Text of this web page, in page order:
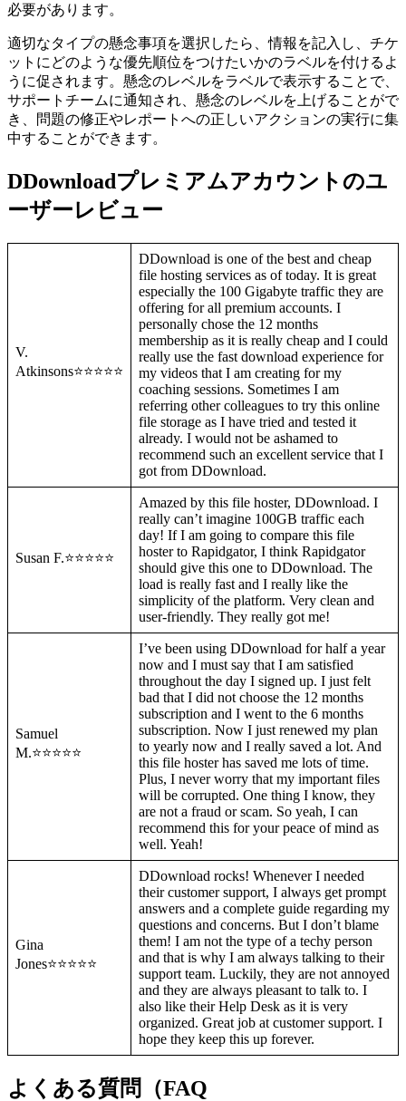
必要があります。
適切なタイプの懸念事項を選択したら、情報を記入し、チケ
ットにどのような優先順位をつけたいかのラベルを付けるよ
うに促されます。懸念のレベルをラベルで表示することで、
サポートチームに通知され、懸念のレベルを上げることがで
き、問題の修正やレポートへの正しいアクションの実行に集
中することができます。
DDownloadプレミアムアカウントのユ
ーザーレビュー
V.
Atkinsons⭐⭐⭐⭐⭐
DDownload is one of the best and cheap
file hosting services as of today. It is great
especially the 100 Gigabyte traffic they are
offering for all premium accounts. I
personally chose the 12 months
membership as it is really cheap and I could
really use the fast download experience for
my videos that I am creating for my
coaching sessions. Sometimes I am
referring other colleagues to try this online
file storage as I have tried and tested it
already. I would not be ashamed to
recommend such an excellent service that I
got from DDownload.
Susan F.⭐⭐⭐⭐⭐
Amazed by this file hoster, DDownload. I
really can’t imagine 100GB traffic each
day! If I am going to compare this file
hoster to Rapidgator, I think Rapidgator
should give this one to DDownload. The
load is really fast and I really like the
simplicity of the platform. Very clean and
user-friendly. They really got me!
Samuel
M.⭐⭐⭐⭐⭐
I’ve been using DDownload for half a year
now and I must say that I am satisfied
throughout the day I signed up. I just felt
bad that I did not choose the 12 months
subscription and I went to the 6 months
subscription. Now I just renewed my plan
to yearly now and I really saved a lot. And
this file hoster has saved me lots of time.
Plus, I never worry that my important files
will be corrupted. One thing I know, they
are not a fraud or scam. So yeah, I can
recommend this for your peace of mind as
well. Yeah!
Gina
Jones⭐⭐⭐⭐⭐
DDownload rocks! Whenever I needed
their customer support, I always get prompt
answers and a complete guide regarding my
questions and concerns. But I don’t blame
them! I am not the type of a techy person
and that is why I am always talking to their
support team. Luckily, they are not annoyed
and they are always pleasant to talk to. I
also like their Help Desk as it is very
organized. Great job at customer support. I
hope they keep this up forever.
よくある質問（FAQ